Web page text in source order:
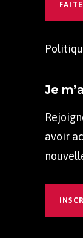
Je
avoir